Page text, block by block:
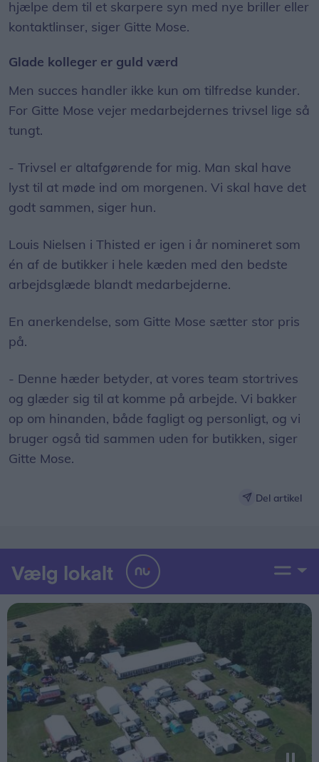
hjælpe dem til et skarpere syn med nye briller eller
kontaktlinser, siger Gitte Mose.
Glade kolleger er guld værd
Men succes handler ikke kun om tilfredse kunder.
For Gitte Mose vejer medarbejdernes trivsel lige så
tungt.
- Trivsel er altafgørende for mig. Man skal have
lyst til at møde ind om morgenen. Vi skal have det
godt sammen, siger hun.
Louis Nielsen i Thisted er igen i år nomineret som
én af de butikker i hele kæden med den bedste
arbejdsglæde blandt medarbejderne.
En anerkendelse, som Gitte Mose sætter stor pris
på.
- Denne hæder betyder, at vores team stortrives
og glæder sig til at komme på arbejde. Vi bakker
op om hinanden, både fagligt og personligt, og vi
bruger også tid sammen uden for butikken, siger
Gitte Mose.
Del artikel